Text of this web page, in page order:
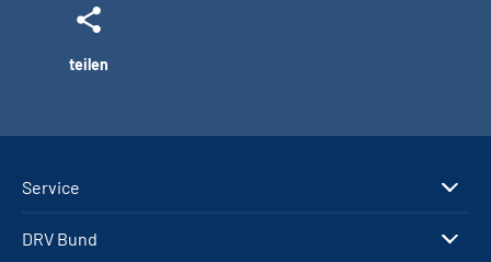
teilen
Service
DRV Bund